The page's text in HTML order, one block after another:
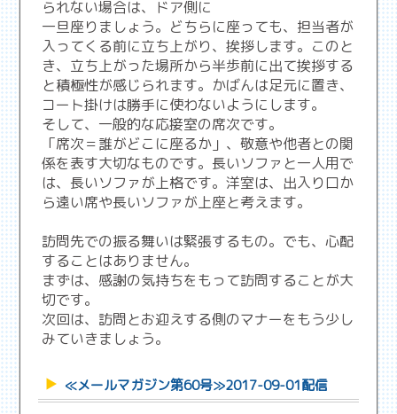
られない場合は、ドア側に
一旦座りましょう。どちらに座っても、担当者が
入ってくる前に立ち上がり、挨拶します。このと
き、立ち上がった場所から半歩前に出て挨拶する
と積極性が感じられます。かばんは足元に置き、
コート掛けは勝手に使わないようにします。
そして、一般的な応接室の席次です。
「席次＝誰がどこに座るか」、敬意や他者との関
係を表す大切なものです。長いソファと一人用で
は、長いソファが上格です。洋室は、出入り口か
ら遠い席や長いソファが上座と考えます。
訪問先での振る舞いは緊張するもの。でも、心配
することはありません。
まずは、感謝の気持ちをもって訪問することが大
切です。
次回は、訪問とお迎えする側のマナーをもう少し
みていきましょう。
≪メールマガジン第60号≫2017-09-01配信